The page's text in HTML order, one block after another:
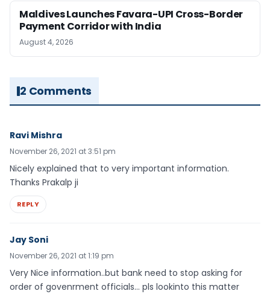
Maldives Launches Favara-UPI Cross-Border
Payment Corridor with India
August 4, 2026
2 Comments
Ravi Mishra
November 26, 2021 at 3:51 pm
Nicely explained that to very important information.
Thanks Prakalp ji
REPLY
Jay Soni
November 26, 2021 at 1:19 pm
Very Nice information..but bank need to stop asking for
order of govenrment officials… pls lookinto this matter